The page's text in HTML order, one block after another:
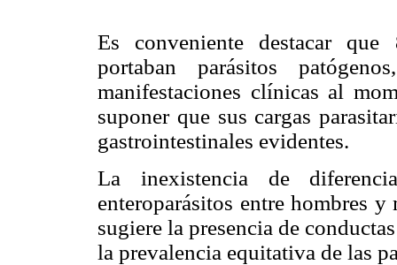
Es conveniente destacar
portaban parásitos
manifestaciones clínicas al
suponer que sus cargas
gastrointestinales evidentes.
La inexistencia de
enteroparásitos entre hombres
sugiere la presencia de
la prevalencia equitativa de las